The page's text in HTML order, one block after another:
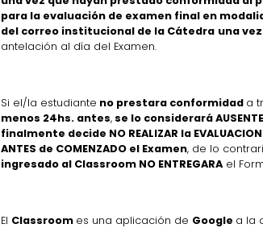
para la evaluación de examen final en
del correo institucional de la Cátedra una
antelación al día del Examen.
Si el/la estudiante no prestara conformidad a
menos 24hs. antes, se lo considerará
finalmente decide NO REALIZAR la
ANTES de COMENZADO el Examen, de lo
ingresado al Classroom NO ENTREGARA el
El Classroom es una aplicación de Google a la